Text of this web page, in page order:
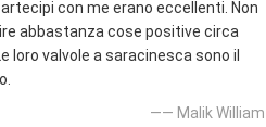
con me erano eccellenti. Non
abbastanza cose positive circa
loro valvole a saracinesca sono il
—— Malik William